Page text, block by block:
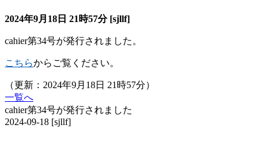
2024年9月18日 21時57分 [sjllf]
cahier第34号が発行されました。
こちらからご覧ください。
（更新：2024年9月18日 21時57分）
一覧へ
cahier第34号が発行されました
2024-09-18 [sjllf]